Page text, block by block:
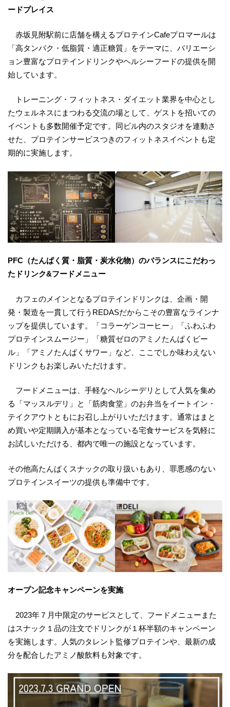
ードプレイス
赤坂見附駅前に店舗を構えるプロテインCafeプロマールは
「高タンパク・低脂質・適正糖質」をテーマに、バリエーシ
ョン豊富なプロテインドリンクやヘルシーフードの提供を開
始しています。
トレーニング・フィットネス・ダイエット業界を中心とし
たウェルネスにまつわる交流の場として、ゲストを招いての
イベントも多数開催予定です。同ビル内のスタジオを連動さ
せた、プロテインサービスつきのフィットネスイベントも定
期的に実施します。
PFC（たんぱく質・脂質・炭水化物）のバランスにこだわっ
たドリンク&フードメニュー
カフェのメインとなるプロテインドリンクは、企画・開
発・製造を一貫して行うREDASだからこその豊富なラインナ
ップを提供しています。「コラーゲンコーヒー」「ふわふわ
プロテインスムージー」「糖質ゼロのアミノたんぱくビー
ル」「アミノたんぱくサワー」など、ここでしか味わえない
ドリンクもお楽しみいただけます。
フードメニューは、手軽なヘルシーデリとして人気を集め
る「マッスルデリ」と「筋肉食堂」のお弁当をイートイン・
テイクアウトともにお召し上がりいただけます。通常はまと
め買いや定期購入が基本となっている宅食サービスを気軽に
お試しいただける、都内で唯一の施設となっています。
その他高たんぱくスナックの取り扱いもあり、罪悪感のない
プロテインスイーツの提供も準備中です。
オープン記念キャンペーンを実施
2023年７月中限定のサービスとして、フードメニューまた
はスナック１品の注文でドリンクが１杯半額のキャンペーン
を実施します。人気のタレント監修プロテインや、最新の成
分を配合したアミノ酸飲料も対象です。